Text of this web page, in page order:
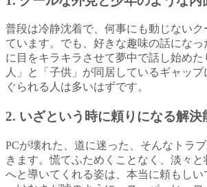
普段は冷静沈着で、何事にも動じないク
ています。でも、好きな趣味の話になっ
に目をキラキラさせて夢中で話し始め
人」と「子供」が同居しているギャッ
ぐられる人は多いはずです。
2. いざという時に頼りになる解決
PCが壊れた、道に迷った、そんなトラ
きます。慌てふためくことなく、淡々
へと導いてくれる姿は、本当に頼もし